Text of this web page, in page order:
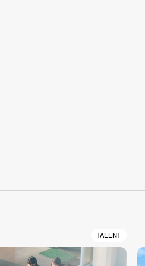
TALENT